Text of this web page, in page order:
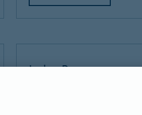
Index Protect
kombiniert